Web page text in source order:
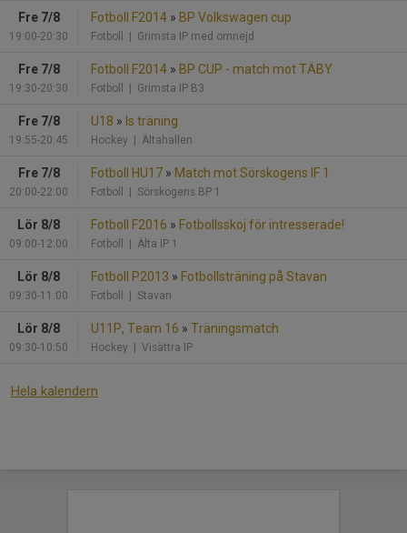
Fre 7/8
19:00-20:30
Fotboll F2014 » BP Volkswagen cup
Fotboll | Grimsta IP med omnejd
Fre 7/8
19:30-20:30
Fotboll F2014 » BP CUP - match mot TÄBY
Fotboll | Grimsta IP B3
Fre 7/8
19:55-20:45
U18 » Is träning
Hockey | Ältahallen
Fre 7/8
20:00-22:00
Fotboll HU17 » Match mot Sörskogens IF 1
Fotboll | Sörskogens BP 1
Lör 8/8
09:00-12:00
Fotboll F2016 » Fotbollsskoj för intresserade!
Fotboll | Älta IP 1
Lör 8/8
09:30-11:00
Fotboll P2013 » Fotbollsträning på Stavan
Fotboll | Stavan
Lör 8/8
09:30-10:50
U11P, Team 16 » Träningsmatch
Hockey | Visättra IP
Hela kalendern